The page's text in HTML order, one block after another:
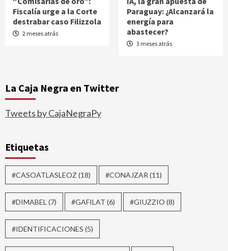
Fiscalía urge a la Corte
destrabar caso Filizzola
2 meses atrás
Paraguay: ¿Alcanzará la
energía para
abastecer?
3 meses atrás
La Caja Negra en Twitter
Tweets by CajaNegraPy
Etiquetas
#CASOATLASLEOZ (18) #CONAJZAR (11)
#DIMABEL (7) #GAFILAT (6) #GIUZZIO (8)
#IDENTIFICACIONES (5)